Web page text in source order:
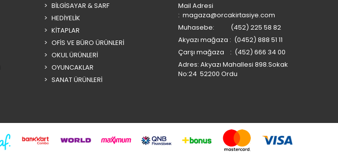
BİLGİSAYAR & SARF
HEDİYELİK
KİTAPLAR
OFİS VE BÜRO ÜRÜNLERİ
OKUL ÜRÜNLERİ
OYUNCAKLAR
SANAT ÜRÜNLERİ
Mail Adresi
: magaza@orcakirtasiye.com
Muhasebe: (452) 225 58 82
Akyazı mağaza : (0452) 888 51 11
Çarşı mağaza : (452) 666 34 00
Adres: Akyazı Mahallesi 898.Sokak
No:24 52200 Ordu